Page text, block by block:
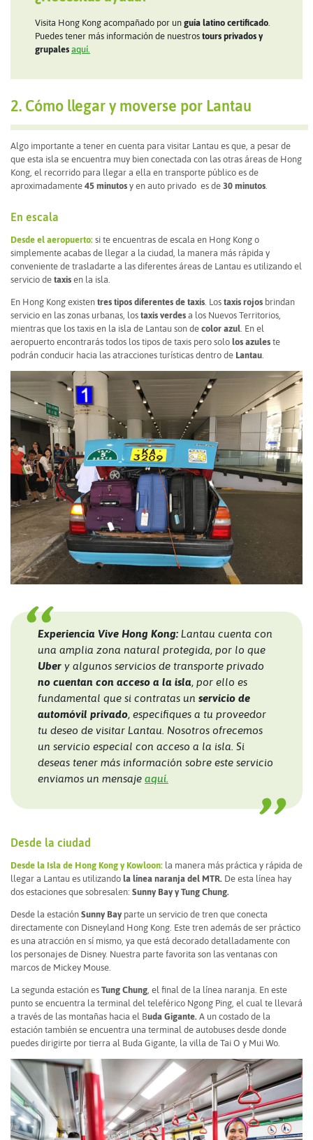
Visita Hong Kong acompañado por un guía latino certificado.
Puedes tener más información de nuestros tours privados y
grupales aquí.
2. Cómo llegar y moverse por Lantau
Algo importante a tener en cuenta para visitar Lantau es que, a pesar de
que esta isla se encuentra muy bien conectada con las otras áreas de Hong
Kong, el recorrido para llegar a ella en transporte público es de
aproximadamente 45 minutos y en auto privado es de 30 minutos.
En escala
Desde el aeropuerto: si te encuentras de escala en Hong Kong o
simplemente acabas de llegar a la ciudad, la manera más rápida y
conveniente de trasladarte a las diferentes áreas de Lantau es utilizando el
servicio de taxis en la isla.
En Hong Kong existen tres tipos diferentes de taxis. Los taxis rojos brindan
servicio en las zonas urbanas, los taxis verdes a los Nuevos Territorios,
mientras que los taxis en la isla de Lantau son de color azul. En el
aeropuerto encontrarás todos los tipos de taxis pero solo los azules te
podrán conducir hacia las atracciones turísticas dentro de Lantau.
Experiencia Vive Hong Kong: Lantau cuenta con
una amplia zona natural protegida, por lo que
Uber y algunos servicios de transporte privado
no cuentan con acceso a la isla, por ello es
fundamental que si contratas un servicio de
automóvil privado, especifiques a tu proveedor
tu deseo de visitar Lantau. Nosotros ofrecemos
un servicio especial con acceso a la isla. Si
deseas tener más información sobre este servicio
enviamos un mensaje aquí.
Desde la ciudad
Desde la Isla de Hong Kong y Kowloon: la manera más práctica y rápida de
llegar a Lantau es utilizando la línea naranja del MTR. De esta línea hay
dos estaciones que sobresalen: Sunny Bay y Tung Chung.
Desde la estación Sunny Bay parte un servicio de tren que conecta
directamente con Disneyland Hong Kong. Este tren además de ser práctico
es una atracción en sí mismo, ya que está decorado detalladamente con
los personajes de Disney. Nuestra parte favorita son las ventanas con
marcos de Mickey Mouse.
La segunda estación es Tung Chung, el final de la línea naranja. En este
punto se encuentra la terminal del teleférico Ngong Ping, el cual te llevará
a través de las montañas hacia el Buda Gigante. A un costado de la
estación también se encuentra una terminal de autobuses desde donde
puedes dirigirte por tierra al Buda Gigante, la villa de Tai O y Mui Wo.